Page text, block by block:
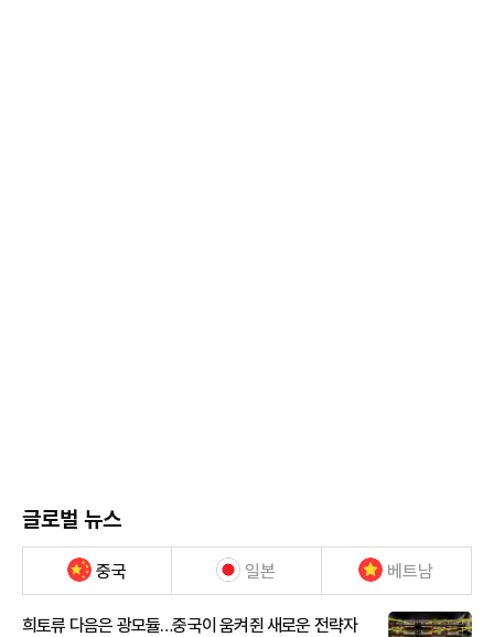
글로벌 뉴스
중국 일본 베트남
희토류 다음은 광모듈…중국이 움켜쥔 새로운 전략자